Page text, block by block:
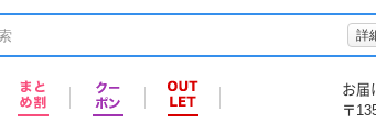
詳
お届
〒